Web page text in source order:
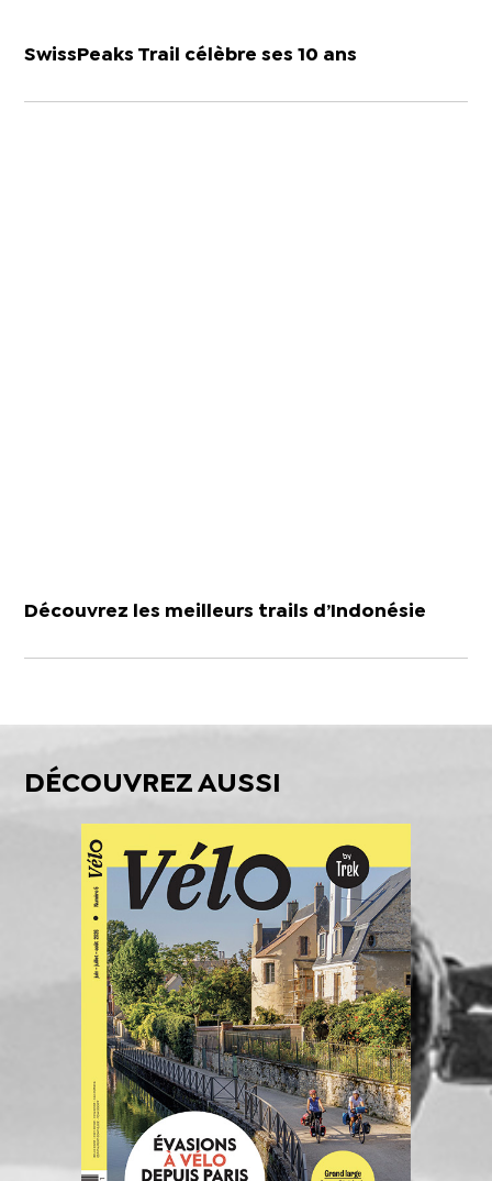
SwissPeaks Trail célèbre ses 10 ans
Découvrez les meilleurs trails d’Indonésie
DÉCOUVREZ AUSSI